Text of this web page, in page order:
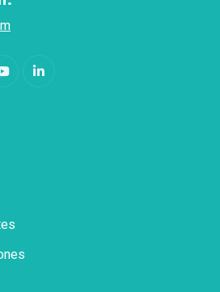
YouTubeLinkedIn